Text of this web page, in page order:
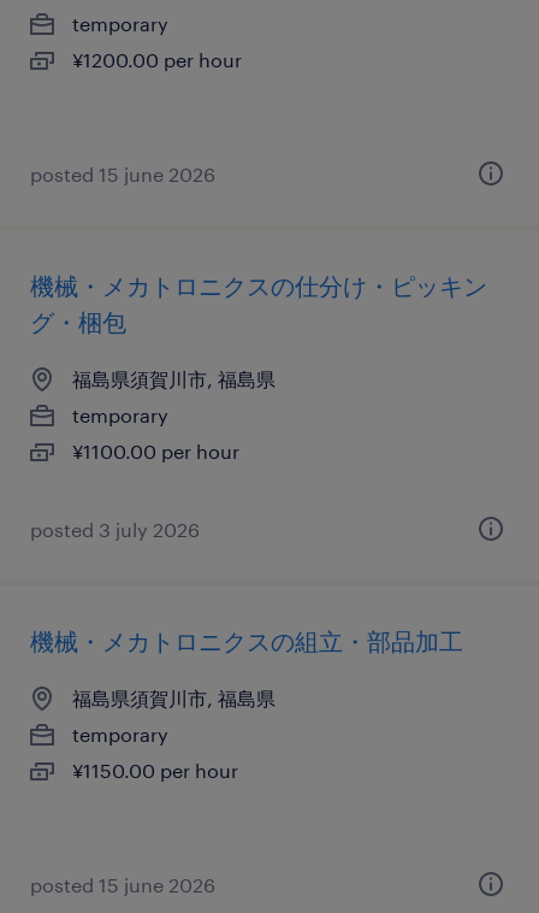
temporary
¥1200.00 per hour
posted 15 june 2026
機械・メカトロニクスの仕分け・ピッキン
グ・梱包
福島県須賀川市, 福島県
temporary
¥1100.00 per hour
posted 3 july 2026
機械・メカトロニクスの組立・部品加工
福島県須賀川市, 福島県
temporary
¥1150.00 per hour
posted 15 june 2026